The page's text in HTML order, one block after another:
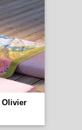
Olivier